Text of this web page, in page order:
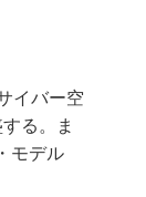
イバー空
る。ま
モデル